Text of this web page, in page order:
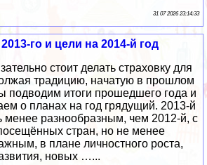
31 07 2026 23:14:33
го и цели на 2014-й год
стоит делать страховку для
традицию, начатую в прошлом
подводим итоги прошедшего года и
о планах на год грядущий. 2013-й
менее разнообразным, чем 2012-й, с
стран, но не менее
в плане личностного роста,
новых …...